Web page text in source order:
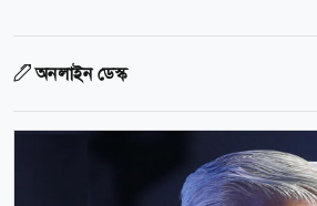
অনলাইন ডেস্ক